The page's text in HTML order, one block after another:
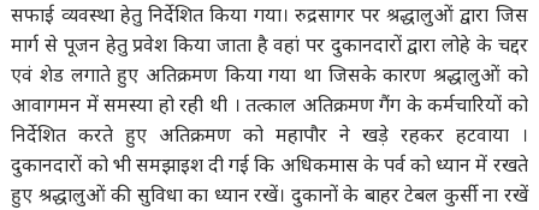
सफाई व्यवस्था हेतु निर्देशित किया गया। रुद्रसागर पर श्रद्धालुओं द्वारा जिस
मार्ग से पूजन हेतु प्रवेश किया जाता है वहां पर दुकानदारों द्वारा लोहे के चद्दर
एवं शेड लगाते हुए अतिक्रमण किया गया था जिसके कारण श्रद्धालुओं को
आवागमन में समस्या हो रही थी । तत्काल अतिक्रमण गैंग के कर्मचारियों को
निर्देशित करते हुए अतिक्रमण को महापौर ने खड़े रहकर हटवाया ।
दुकानदारों को भी समझाइश दी गई कि अधिकमास के पर्व को ध्यान में रखते
हुए श्रद्धालुओं की सुविधा का ध्यान रखें। दुकानों के बाहर टेबल कुर्सी ना रखें